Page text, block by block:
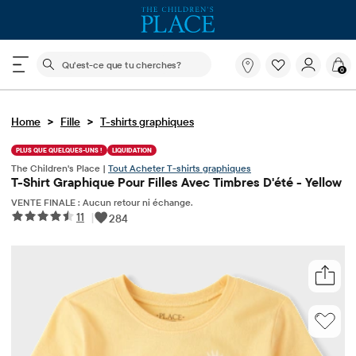
Le champ de recherche ci-dessous filtre les
Qu'est-
que
0
Home > Fille > T-shirts graphiques
PLUS QUE QUELQUES-UNS ! LIQUIDATION
The Children's Place | Tout Acheter T-shirts graphiques
T-Shirt Graphique Pour Filles Avec Timbres D'été - Yellow
VENTE FINALE : Aucun retour ni échange.
11 | 284